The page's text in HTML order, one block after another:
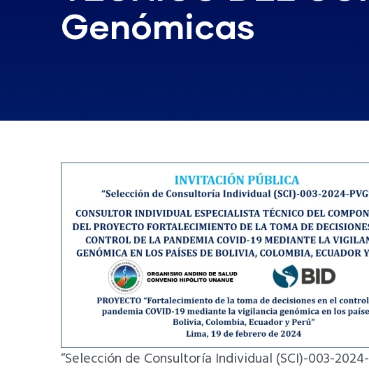
Genómicas
“Selección de Consultoría Individual (SCI)-003-